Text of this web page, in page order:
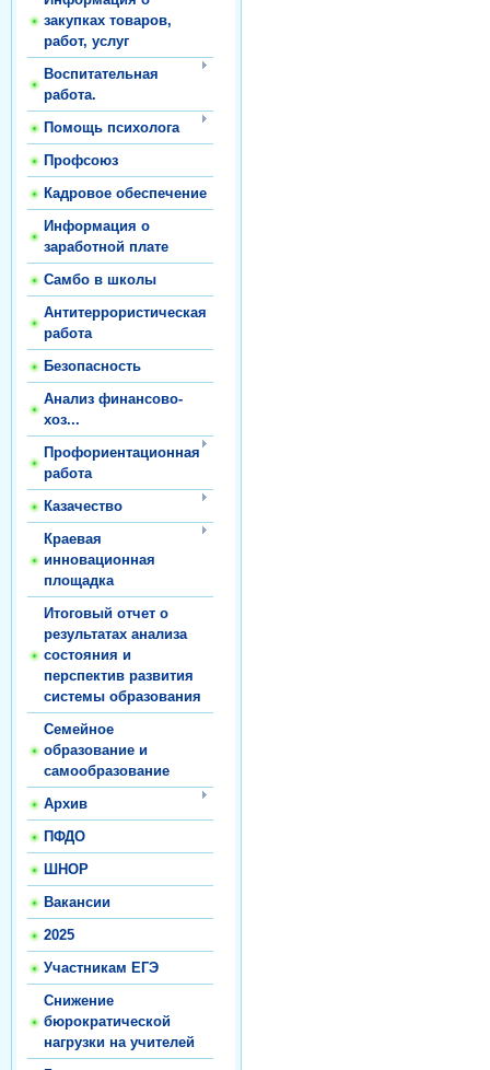
закупках товаров,
работ, услуг
Воспитательная
работа.
Помощь психолога
Профсоюз
Кадровое обеспечение
Информация о
заработной плате
Самбо в школы
Антитеррористическая
работа
Безопасность
Анализ финансово-
хоз...
Профориентационная
работа
Казачество
Краевая
инновационная
площадка
Итоговый отчет о
результатах анализа
состояния и
перспектив развития
системы образования
Семейное
образование и
самообразование
Архив
ПФДО
ШНОР
Вакансии
2025
Участникам ЕГЭ
Снижение
бюрократической
нагрузки на учителей